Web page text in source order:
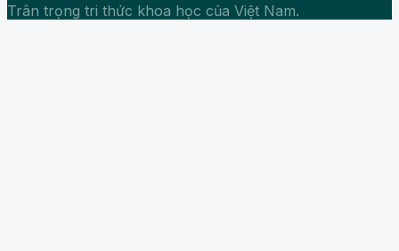
Trân trọng tri thức khoa học của Việt Nam.